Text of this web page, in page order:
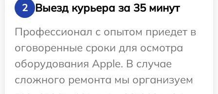
2
Выезд курьера за 35 минут
Профессионал с опытом приедет в
оговоренные сроки для осмотра
оборудования Apple. В случае
сложного ремонта мы организуем